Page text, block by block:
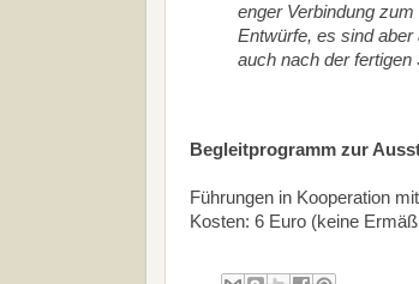
enger Verbindung
Entwürfe, es sind aber
auch nach der fertigen
Begleitprogramm zur
Führungen in Kooperation
Kosten: 6 Euro (keine